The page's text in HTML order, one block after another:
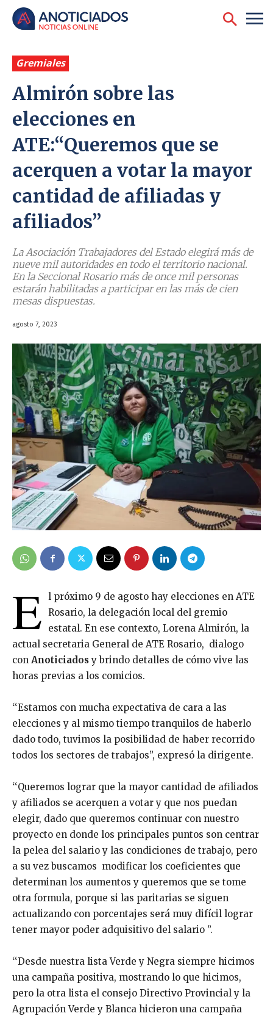
Gremiales
Almirón sobre las
elecciones en
ATE:‘‘Queremos que se
acerquen a votar la mayor
cantidad de afiliadas y
afiliados’’
La Asociación Trabajadores del Estado elegirá más de
nueve mil autoridades en todo el territorio nacional.
En la Seccional Rosario más de once mil personas
estarán habilitadas a participar en las más de cien
mesas dispuestas.
agosto 7, 2023
E l próximo 9 de agosto hay elecciones en ATE
Rosario, la delegación local del gremio
estatal. En ese contexto, Lorena Almirón, la
actual secretaria General de ATE Rosario, dialogo
con Anoticiadosy brindo detalles de cómo vive las
horas previas a los comicios.
‘‘Estamos con mucha expectativa de cara a las
elecciones y al mismo tiempo tranquilos de haberlo
dado todo, tuvimos la posibilidad de haber recorrido
todos los sectores de trabajos’’, expresó la dirigente.
‘‘Queremos lograr que la mayor cantidad de afiliados
y afiliados se acerquen a votar y que nos puedan
elegir, dado que queremos continuar con nuestro
proyecto en donde los principales puntos son centrar
la pelea del salario y las condiciones de trabajo, pero
a su vez buscamos modificar los coeficientes que
determinan los aumentos y queremos que se tome
otra formula, porque si las paritarias se siguen
actualizando con porcentajes será muy difícil lograr
tener mayor poder adquisitivo del salario ’’.
‘‘Desde nuestra lista Verde y Negra siempre hicimos
una campaña positiva, mostrando lo que hicimos,
pero la otra lista el consejo Directivo Provincial y la
Agrupación Verde y Blanca hicieron una campaña